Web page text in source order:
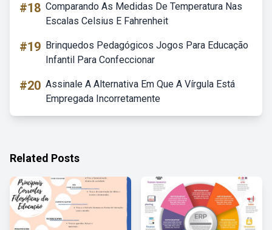
#18 Comparando As Medidas De Temperatura Nas
Escalas Celsius E Fahrenheit
#19 Brinquedos Pedagógicos Jogos Para Educação
Infantil Para Confeccionar
#20 Assinale A Alternativa Em Que A Vírgula Está
Empregada Incorretamente
Related Posts